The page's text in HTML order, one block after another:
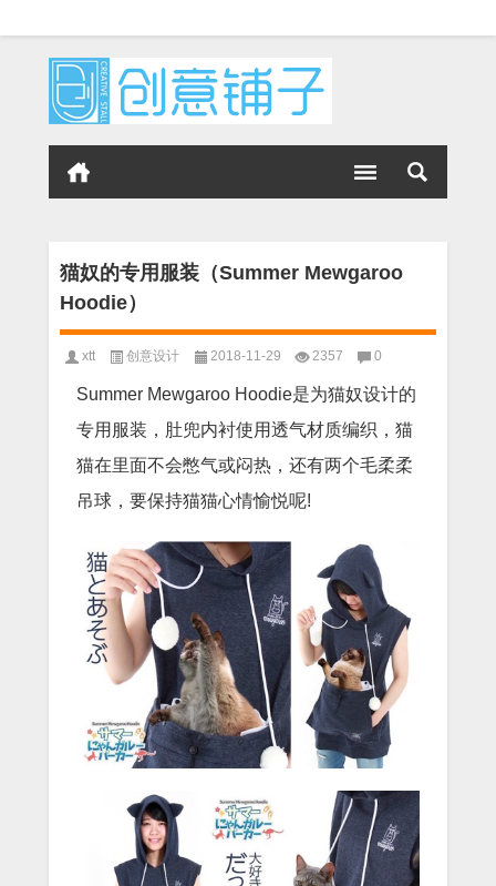
猫奴的专用服装（Summer Mewgaroo
Hoodie）
xtt 创意设计 2018-11-29 2357 0
Summer Mewgaroo Hoodie是为猫奴设计的
专用服装，肚兜内衬使用透气材质编织，猫
猫在里面不会憋气或闷热，还有两个毛柔柔
吊球，要保持猫猫心情愉悦呢!